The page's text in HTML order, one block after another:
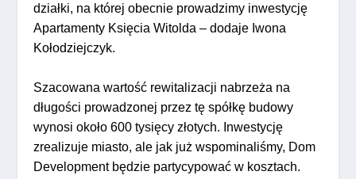
działki, na której obecnie prowadzimy inwestycję
Apartamenty Księcia Witolda – dodaje Iwona
Kołodziejczyk.
Szacowana wartość rewitalizacji nabrzeża na
długości prowadzonej przez tę spółkę budowy
wynosi około 600 tysięcy złotych. Inwestycję
zrealizuje miasto, ale jak już wspominaliśmy, Dom
Development będzie partycypować w kosztach.